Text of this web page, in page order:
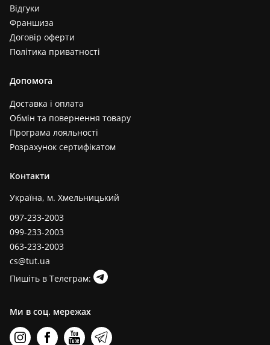
Відгуки
Франшиза
Договір оферти
Політика приватності
Допомога
Доставка і оплата
Обмін та повернення товару
Програма лояльності
Розрахунок сертифікатом
Контакти
Україна, м. Хмельницький
097-233-2003
099-233-2003
063-233-2003
cs@tut.ua
Пишіть в Телеграм:
Ми в соц. мережах